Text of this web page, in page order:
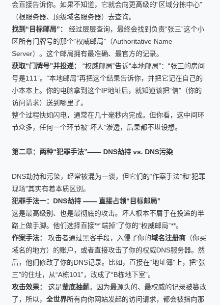
会直接告诉你。如果不知道，它就会向更高级的“区域分拣中心”
（根服务器、顶级域名服务器）去查询。
找到“目标邮局”：
经过层层查询，最终会找到负责“张三”这个小
区所有门牌号的那个“权威邮局”（Authoritative Name
Server）。这个邮局拥有最准确、最官方的记录。
获取“门牌号”并投递：
“权威邮局”告诉“本地邮局”：“张三的房间
号是111”。“本地邮局”再把这个结果告诉你，并把它记在自己的
小本本上。你的电脑拿到这个IP地址后，就知道该把“信”（你的
访问请求）送到哪里了。
整个过程快如闪电，通常在几十毫秒内完成。但你看，这中间环
节众多，任何一个环节被“坏人”渗透，后果都不堪设想。
第二章：两种“犯罪手法”—— DNS劫持 vs. DNS污染
DNS劫持和污染，经常被混为一谈，但它们的“作案手法”和“犯罪
现场”其实有着本质区别。
犯罪手法一：DNS劫持 —— 直接占领“目标邮局”
这是最高级别、也是最彻底的攻击。坏人根本不屑于在投递的半
路上做手脚。他们选择直接**“端掉”了你的“权威邮局”**。
作案手法：
攻击者通过黑客手段，入侵了你的域名注册商 （你买
域名的地方）的账户，或者直接攻击了你的权威DNS服务器。然
后，他们修改了你的DNS记录。比如，直接在“地址簿”上，把“张
三”的住址，从“A栋101”，改成了“B栋地下室”。
攻击效果：
这是釜底抽薪。因为最源头的、最权威的记录被篡改
了，所以， 全世界所有向你网站发起的访问请求，都会被指向那